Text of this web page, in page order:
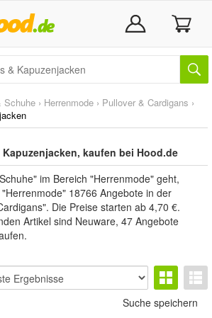
Schuhe › Herrenmode › Pullover & Cardigans ›
kaufen bei Hood.de
im Bereich "Herrenmode" geht,
18766 Angebote in der
Die Preise starten ab 4,70 €.
Artikel sind Neuware, 47 Angebote
Suche speichern